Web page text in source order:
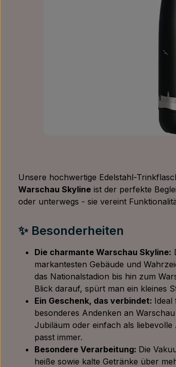
Unsere hochwertige Edelstahl-
Warschau Skyline ist der perfekte
oder unterwegs - sie vereint
✨ Besonderheiten
Die charmante Warschau Skyline:
markantesten Gebäude und
das Nationalstadion bis hin zum
Blick darauf, spürt man ein kleines
Ein Geschenk, das verbindet: Ideal
besonderes Andenken an
Jubiläum oder einfach als
passt immer.
Besondere Verarbeitung: Die
heiße sowie kalte Getränke über